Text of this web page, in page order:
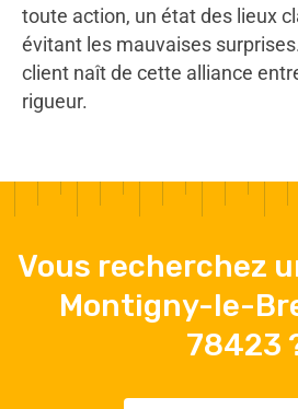
toute action, un état des lieux
évitant les mauvaises
client naît de cette alliance
rigueur.
Vous recherchez
Montigny-le-
78423